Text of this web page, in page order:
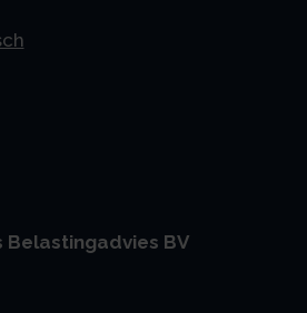
Belastingadvies BV